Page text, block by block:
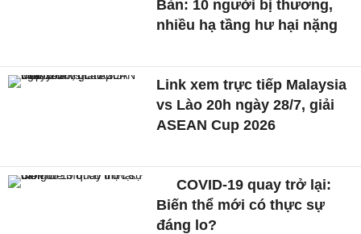
Bản: 10 người bị thương,
nhiều hạ tầng hư hại nặng
Link xem trực tiếp Malaysia
vs Lào 20h ngày 28/7, giải
ASEAN Cup 2026
COVID-19 quay trở lại:
Biến thể mới có thực sự
đáng lo?